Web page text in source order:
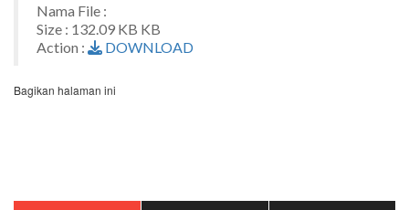
Nama File :
Size : 132.09 KB KB
Action :
DOWNLOAD
Bagikan halaman ini